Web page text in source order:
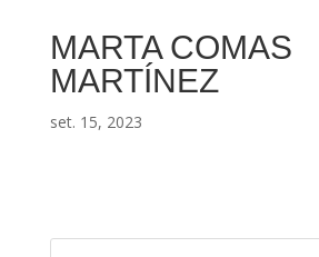
MARTA COMAS
MARTÍNEZ
set. 15, 2023